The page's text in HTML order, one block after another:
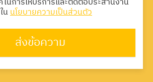
นนโยบายความเป็นส่วนตัว
ส่งข้อความ